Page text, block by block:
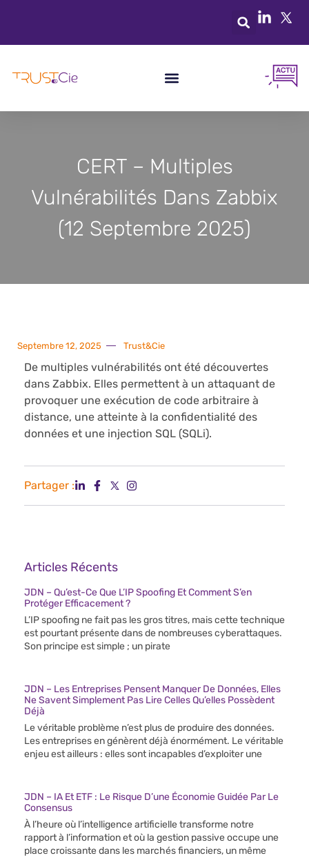
CERT – Multiples
Vulnérabilités Dans Zabbix
(12 Septembre 2025)
Septembre 12, 2025 Trust&Cie
De multiples vulnérabilités ont été découvertes
dans Zabbix. Elles permettent à un attaquant de
provoquer une exécution de code arbitraire à
distance, une atteinte à la confidentialité des
données et une injection SQL (SQLi).
Partager :
Articles Récents
JDN – Qu’est-Ce Que L’IP Spoofing Et Comment S’en
Protéger Efficacement ?
L’IP spoofing ne fait pas les gros titres, mais cette technique
est pourtant présente dans de nombreuses cyberattaques.
Son principe est simple ; un pirate
JDN – Les Entreprises Pensent Manquer De Données, Elles
Ne Savent Simplement Pas Lire Celles Qu’elles Possèdent
Déjà
Le véritable problème n’est plus de produire des données.
Les entreprises en génèrent déjà énormément. Le véritable
enjeu est ailleurs : elles sont incapables d’exploiter une
JDN – IA Et ETF : Le Risque D’une Économie Guidée Par Le
Consensus
À l’heure où l’intelligence artificielle transforme notre
rapport à l’information et où la gestion passive occupe une
place croissante dans les marchés financiers, un même